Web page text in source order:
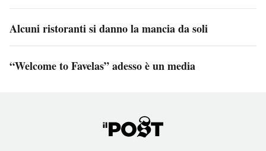
Alcuni ristoranti si danno la mancia da soli
“Welcome to Favelas” adesso è un media